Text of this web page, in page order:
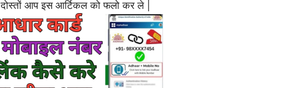
आप इस आर्टिकल को फलो कर ले |